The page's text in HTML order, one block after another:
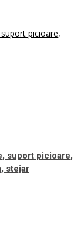
suport picioare,
stejar